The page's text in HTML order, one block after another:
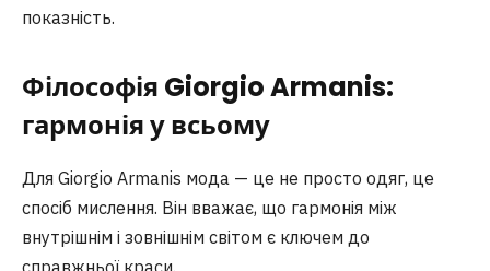
показність.
Філософія Giorgio Armanis:
гармонія у всьому
Для Giorgio Armanis мода — це не просто одяг, це
спосіб мислення. Він вважає, що гармонія між
внутрішнім і зовнішнім світом є ключем до